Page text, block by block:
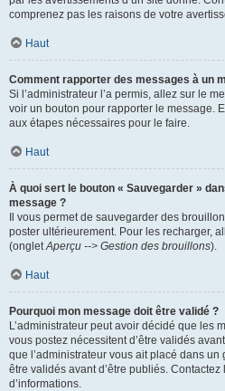
comprenez pas les raisons de votre
Haut
Comment rapporter des messages à un
Si l’administrateur l’a permis, allez sur le
voir un bouton pour rapporter le message.
aux étapes nécessaires pour le faire.
Haut
À quoi sert le bouton « Sauvegarder »
message ?
Il vous permet de sauvegarder des
poster ultérieurement. Pour les recharger,
(ongletAperçu --> Gestion des brouillons).
Haut
Pourquoi mon message doit être validé ?
L’administrateur peut avoir décidé que les
vous postez nécessitent d’être validés
que l’administrateur vous ait placé dans
être validés avant d’être publiés. Contactez
d’informations.